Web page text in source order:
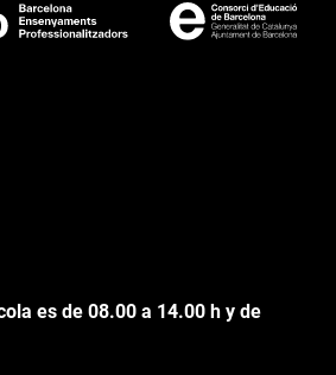
es de 08.00 a 14.00 h y de